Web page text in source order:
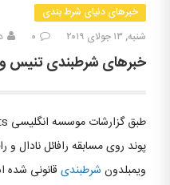
خبرهای دنیای شرط بندی
شنبه, ۱۳ جولای ۲۰۱۹
۰
خبرهای شرطبندی تنیس
پوند روی مسابقه رافائل نادال و
ویمبلدون شرطبندی قانونی